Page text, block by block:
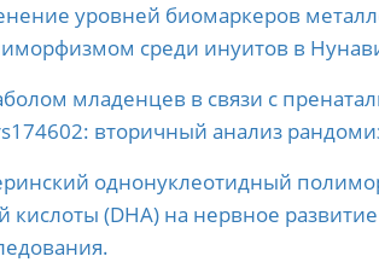
уровней биомаркеров
среди инуитов в
младенцев в связи с
вторичный анализ
однонуклеотидный
кислоты (DHA) на нервное